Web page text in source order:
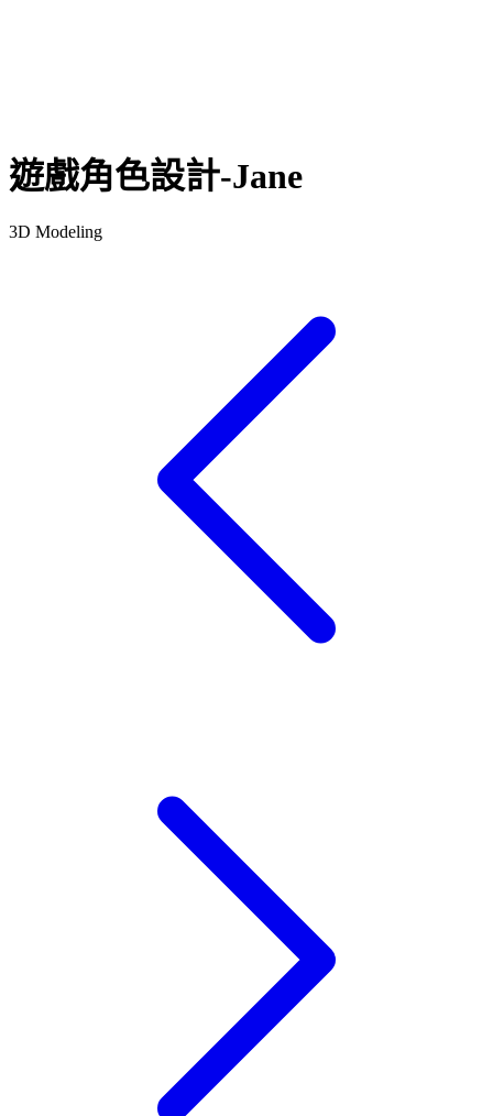
遊戲角色設計-Jane
3D Modeling